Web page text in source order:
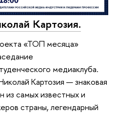
Картозия.
«ТОП месяца»
медиаклуба.
Картозия — знаковая
из самых известных и
страны, легендарный